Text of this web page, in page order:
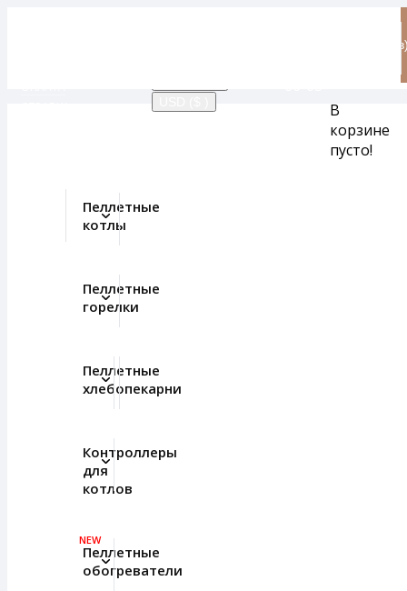
В
корзине
пусто!
Пеллетные
котлы
Пеллетные
горелки
Пеллетные
хлебопекарни
Контроллеры
для
котлов
Пеллетные
обогреватели
NEW